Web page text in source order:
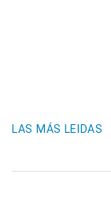
LAS MÁS LEIDAS